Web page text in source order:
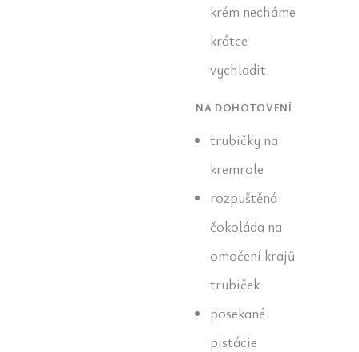
krém necháme
krátce
vychladit.
NA DOHOTOVENÍ
trubičky na
kremrole
rozpuštěná
čokoláda na
omočení krajů
trubiček
posekané
pistácie